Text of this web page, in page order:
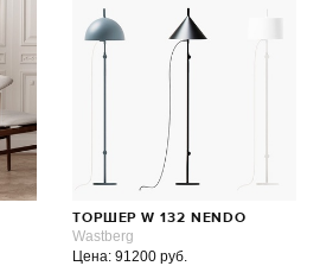
ТОРШЕР W 132 NENDO
Wastberg
Цена: 91200 руб.